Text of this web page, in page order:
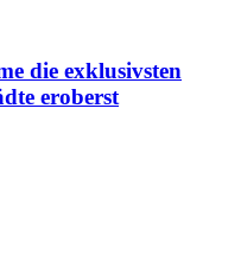
die exklusivsten
eroberst